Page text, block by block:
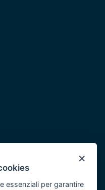
POR Puglia 2014/2020 -
×
essenziali per garantire